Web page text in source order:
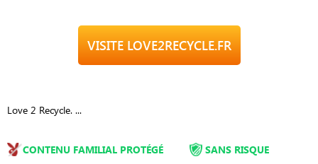
VISITE LOVE2RECYCLE.FR
Love 2 Recycle. ...
CONTENU FAMILIAL PROTÉGÉ SANS RISQUE